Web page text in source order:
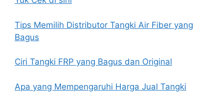
Tips Memilih Distributor Tangki Air Fiber yang
Bagus
Ciri Tangki FRP yang Bagus dan Original
Apa yang Mempengaruhi Harga Jual Tangki